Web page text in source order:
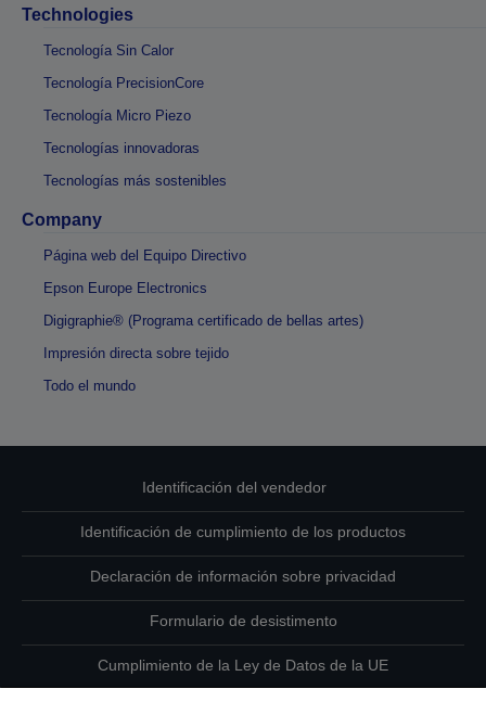
Technologies
Tecnología Sin Calor
Tecnología PrecisionCore
Tecnología Micro Piezo
Tecnologías innovadoras
Tecnologías más sostenibles
Company
Página web del Equipo Directivo
Epson Europe Electronics
Digigraphie® (Programa certificado de bellas artes)
Impresión directa sobre tejido
Todo el mundo
Identificación del vendedor
Identificación de cumplimiento de los productos
Declaración de información sobre privacidad
Formulario de desistimento
Cumplimiento de la Ley de Datos de la UE